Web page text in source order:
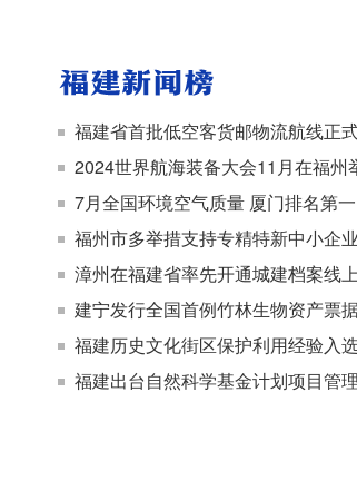
福建省首批低空客货邮物流航线正
2024世界航海装备大会11月在福州
7月全国环境空气质量 厦门排名第一
福州市多举措支持专精特新中小企
漳州在福建省率先开通城建档案线
建宁发行全国首例竹林生物资产票
福建历史文化街区保护利用经验入
福建出台自然科学基金计划项目管